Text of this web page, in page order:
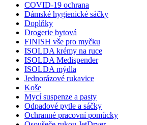
COVID-19 ochrana
Dámské hygienické sáčky
Doplňky
Drogerie bytová
FINISH vše pro myčku
ISOLDA krémy na ruce
ISOLDA Medispender
ISOLDA mýdla
Jednorázové rukavice
Koše
Mycí suspenze a pasty
Odpadové pytle a sáčky
Ochranné pracovní pomůcky